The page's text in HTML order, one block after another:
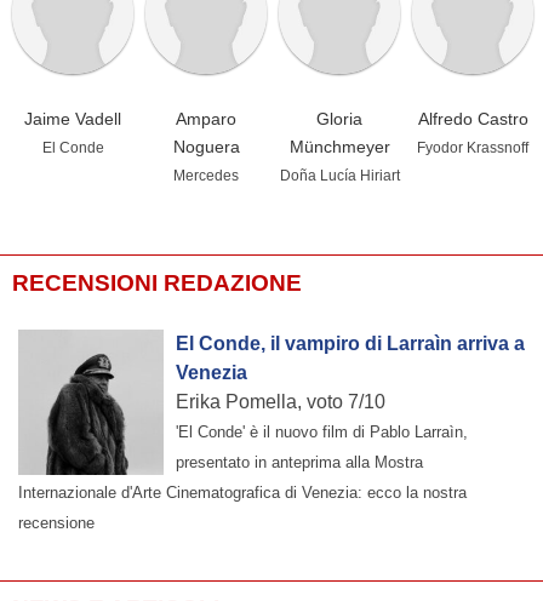
Jaime Vadell
El Conde
Amparo
Noguera
Mercedes
Gloria
Münchmeyer
Doña Lucía Hiriart
Alfredo Castro
Fyodor Krassnoff
RECENSIONI REDAZIONE
El Conde, il vampiro di Larraìn arriva a
Venezia
Erika Pomella, voto 7/10
'El Conde' è il nuovo film di Pablo Larraìn,
presentato in anteprima alla Mostra
Internazionale d'Arte Cinematografica di Venezia: ecco la nostra
recensione